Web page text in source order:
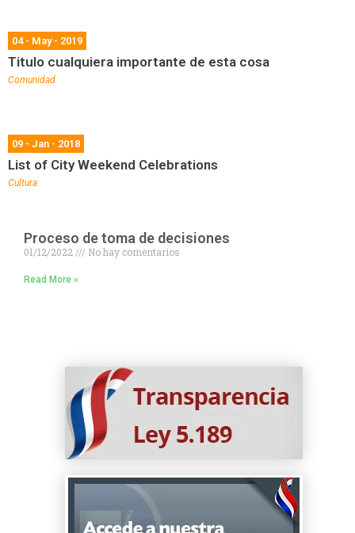
04 - May - 2019
Titulo cualquiera importante de esta cosa
Comunidad
09 - Jan - 2018
List of City Weekend Celebrations
Cultura
Proceso de toma de decisiones
01/12/2022 No hay comentarios
Read More »